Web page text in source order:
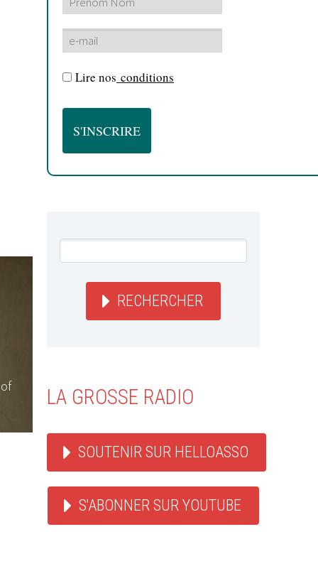
Lire nos conditions
RECHERCHER
LA GROSSE RADIO
SOUTENIR SUR HELLOASSO
S'ABONNER SUR YOUTUBE